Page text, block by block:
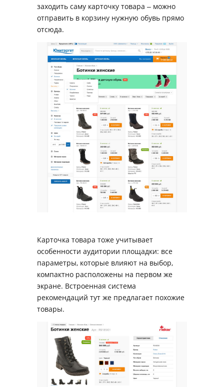
заходить саму карточку товара ‒ можно
отправить в корзину нужную обувь прямо
отсюда.
Карточка товара тоже учитывает
особенности аудитории площадки: все
параметры, которые влияют на выбор,
компактно расположены на первом же
экране. Встроенная система
рекомендаций тут же предлагает похожие
товары.